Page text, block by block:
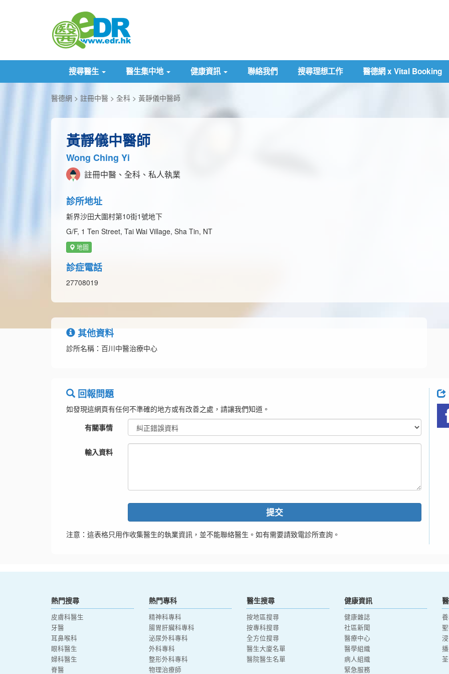
搜尋醫生 醫生集中地 健康資訊 聯絡我們 搜尋理想工作 醫德網 x Vital Booking
醫德網 註冊中醫 全科 黃靜儀中醫師
黃靜儀中醫師
Wong Ching Yi
註冊中醫、全科、私人執業
診所地址
新界沙田大圍村第10街1號地下
G/F, 1 Ten Street, Tai Wai Village, Sha Tin, NT
地圖
診症電話
27708019
其他資料
診所名稱：百川中醫治療中心
回報問題
如發現這網頁有任何不準確的地方或有改善之處，請讓我們知道。
有關事情
輸入資料
提交
注意：這表格只用作收集醫生的執業資訊，並不能聯絡醫生。如有需要請致電診所查詢。
熱門搜尋
皮膚科醫生
牙醫
耳鼻喉科
眼科醫生
婦科醫生
脊醫
熱門專科
精神科專科
腸胃肝臟科專科
泌尿外科專科
外科專科
整形外科專科
物理治療師
醫生搜尋
按地區搜尋
按專科搜尋
全方位搜尋
醫生大廈名單
醫院醫生名單
健康資訊
健康雜誌
社區新聞
醫療中心
醫學組織
病人組織
緊急服務